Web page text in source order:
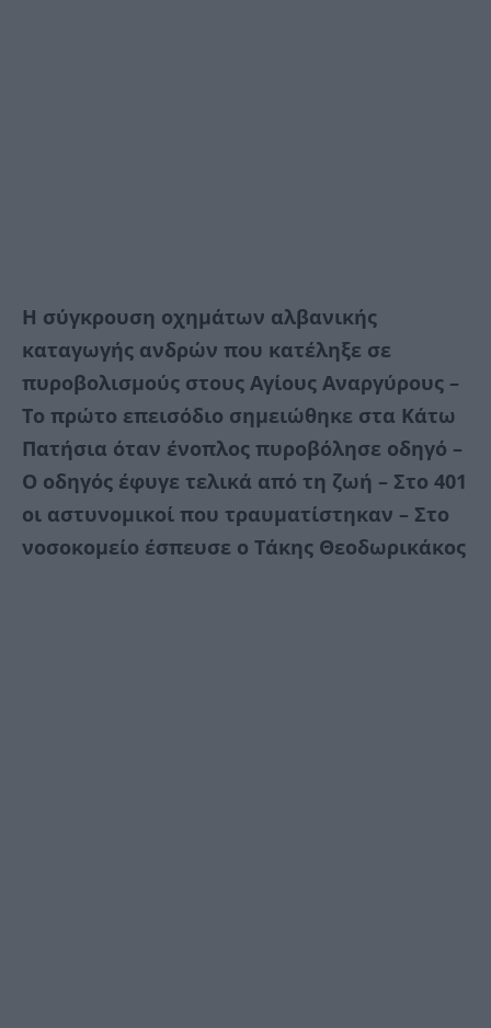
Η σύγκρουση οχημάτων αλβανικής
καταγωγής ανδρών που κατέληξε σε
πυροβολισμούς στους Αγίους Αναργύρους –
Το πρώτο επεισόδιο σημειώθηκε στα Κάτω
Πατήσια όταν ένοπλος πυροβόλησε οδηγό –
Ο οδηγός έφυγε τελικά από τη ζωή – Στο 401
οι αστυνομικοί που τραυματίστηκαν – Στο
νοσοκομείο έσπευσε ο Τάκης Θεοδωρικάκος